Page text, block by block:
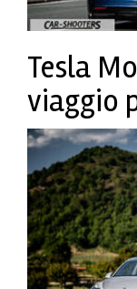
Tesla
viaggio